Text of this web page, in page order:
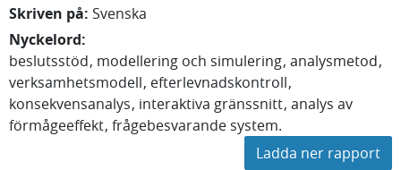
Skriven på: Svenska
Nyckelord:
beslutsstöd modellering och simulering analysmetod
verksamhetsmodell efterlevnadskontroll
konsekvensanalys interaktiva gränssnitt analys av
förmågeeffekt frågebesvarande system.
Ladda ner rapport